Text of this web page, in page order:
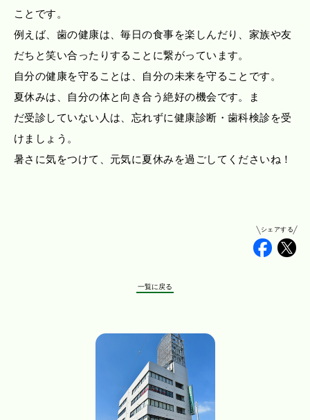
ことです。
例えば、歯の健康は、毎日の食事を楽しんだり、家族や友
だちと笑い合ったりすることに繋がっています。
自分の健康を守ることは、自分の未来を守ることです。
夏休みは、自分の体と向き合う絶好の機会です。ま
だ受診していない人は、忘れずに健康診断・歯科検診を受
けましょう。
暑さに気をつけて、元気に夏休みを過ごしてくださいね！
シェアする
一覧に戻る